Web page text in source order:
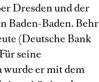
Dresden und der
Baden-Baden. Behr
(Deutsche Bank
seine
wurde er mit dem